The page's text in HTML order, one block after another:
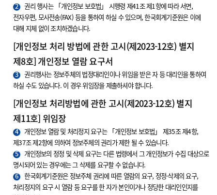
2
권리 행사는 「개인정보 보호법」 시행령 제41조 제1항에 따라 서면,
전자우편, 모사전송(FAX) 등을 통하여 하실 수 있으며, 한국회계기준원은 이에
대해 지체 없이 조치하겠습니다.
[개인정보 처리 방법에 관한 고시(제2023-12호) 별지
제8호] 개인정보 열람 요구서
3
권리행사는 정보주체의 법정대리인이나 위임을 받은 자 등 대리인을 통하여
하실 수도 있습니다. 이 경우 위임장을 제출하셔야 합니다.
[개인정보 처리방법에 관한 고시(제2023-12호) 별지
제11호] 위임장
4
개인정보 열람 및 처리정지 요구는 「개인정보 보호법」 제35조 제4항,
제37조 제2항에 의하여 정보주체의 권리가 제한 될 수 있습니다.
5
개인정보의 정정 및 삭제 요구는 다른 법령에서 그 개인정보가 수집 대상으로
명시되어 있는 경우에는 그 삭제를 요구할 수 없습니다.
6
한국회계기준원은 정보주체 권리에 따른 열람의 요구, 정정·삭제의 요구,
처리정지의 요구 시 열람 등 요구를 한 자가 본인이거나 정당한 대리인인지를